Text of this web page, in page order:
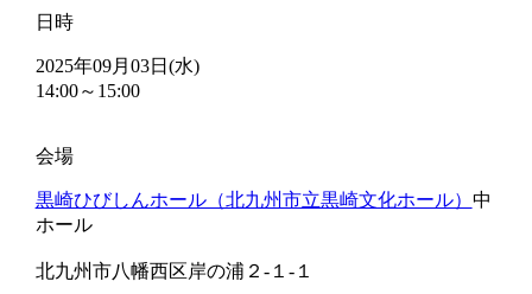
日時
2025年09月03日(水)
14:00～15:00
会場
黒崎ひびしんホール（北九州市立黒崎文化ホール） 中
ホール
北九州市八幡西区岸の浦２-１-１